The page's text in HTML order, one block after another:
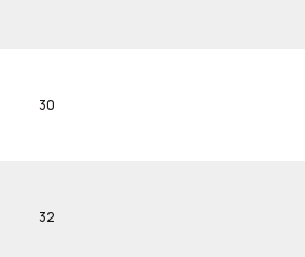
30
32